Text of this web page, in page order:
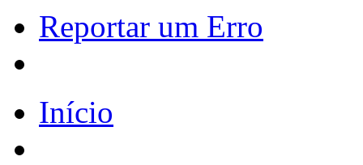
Reportar um Erro
Início